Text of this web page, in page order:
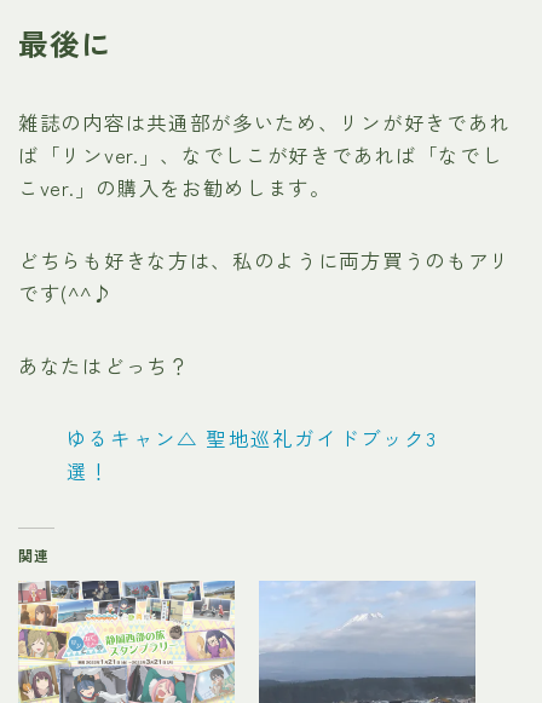
最後に
雑誌の内容は共通部が多いため、リンが好きであれ
ば「リンver.」、なでしこが好きであれば「なでし
こver.」の購入をお勧めします。
どちらも好きな方は、私のように両方買うのもアリ
です(^^♪
あなたはどっち？
ゆるキャン△ 聖地巡礼ガイドブック3
選！
関連